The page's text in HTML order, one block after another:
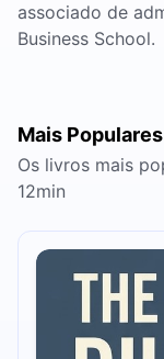
associado de
Business School.
Mais Populares
Os livros mais
12min